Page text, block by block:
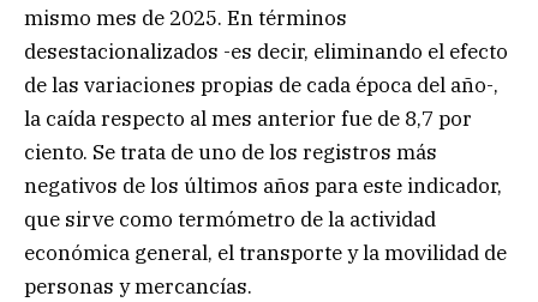
mismo mes de 2025. En términos
desestacionalizados -es decir, eliminando el efecto
de las variaciones propias de cada época del año-,
la caída respecto al mes anterior fue de 8,7 por
ciento. Se trata de uno de los registros más
negativos de los últimos años para este indicador,
que sirve como termómetro de la actividad
económica general, el transporte y la movilidad de
personas y mercancías.